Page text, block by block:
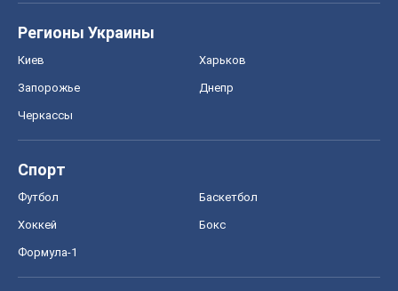
Регионы Украины
Киев Харьков
Запорожье Днепр
Черкассы
Спорт
Футбол Баскетбол
Хоккей Бокс
Формула-1